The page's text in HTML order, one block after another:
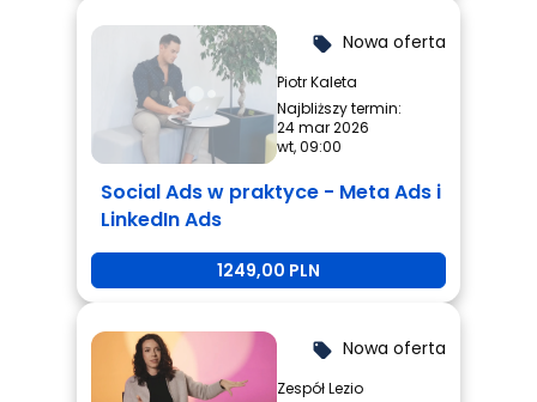
local_offer Nowa oferta
Piotr Kaleta
Najbliższy termin:
24 mar 2026
wt, 09:00
Social Ads w praktyce - Meta Ads i
LinkedIn Ads
1249,00 PLN
local_offer Nowa oferta
Zespół Lezio